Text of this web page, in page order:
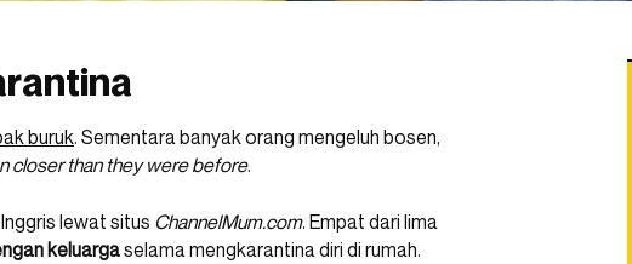
buruk. Sementara banyak orang mengeluh bosen,
closer than they were before.
lewat situs ChannelMum.com. Empat dari lima
keluargaselama mengkarantina diri di rumah.